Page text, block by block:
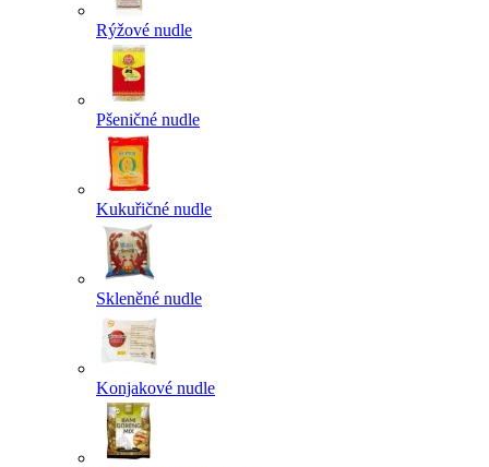
Rýžové nudle
Pšeničné nudle
Kukuřičné nudle
Skleněné nudle
Konjakové nudle